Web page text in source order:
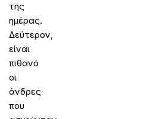
της
ημέρας.
Δεύτερον,
είναι
πιθανό
οι
άνδρες
που